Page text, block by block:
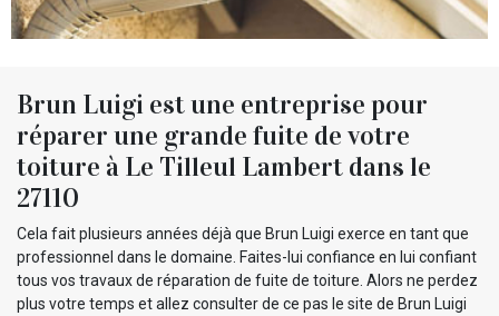
Brun Luigi est une entreprise pour
réparer une grande fuite de votre
toiture à Le Tilleul Lambert dans le
27110
Cela fait plusieurs années déjà que Brun Luigi exerce en tant que
professionnel dans le domaine. Faites-lui confiance en lui confiant
tous vos travaux de réparation de fuite de toiture. Alors ne perdez
plus votre temps et allez consulter de ce pas le site de Brun Luigi